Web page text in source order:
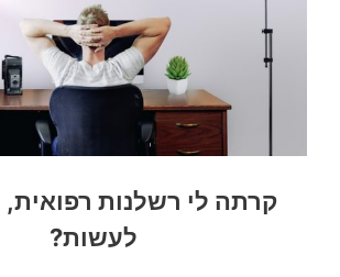
קרתה לי רשלנות
לעשות?